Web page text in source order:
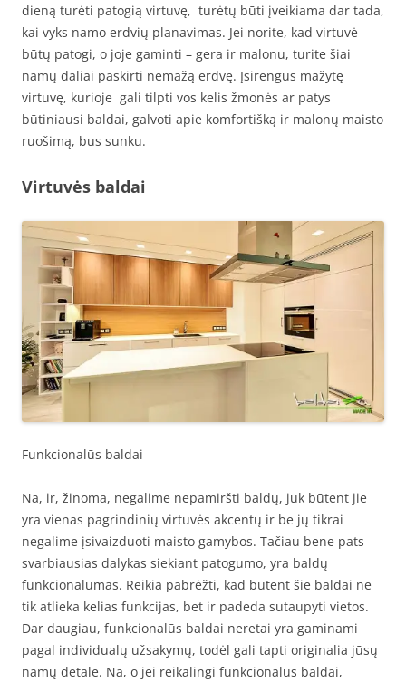
dieną turėti patogią virtuvę, turėtų būti įveikiama dar tada,
kai vyks namo erdvių planavimas. Jei norite, kad virtuvė
būtų patogi, o joje gaminti – gera ir malonu, turite šiai
namų daliai paskirti nemažą erdvę. Įsirengus mažytę
virtuvę, kurioje gali tilpti vos kelis žmonės ar patys
būtiniausi baldai, galvoti apie komfortišką ir malonų maisto
ruošimą, bus sunku.
Virtuvės baldai
Funkcionalūs baldai
Na, ir, žinoma, negalime nepamiršti baldų, juk būtent jie
yra vienas pagrindinių virtuvės akcentų ir be jų tikrai
negalime įsivaizduoti maisto gamybos. Tačiau bene pats
svarbiausias dalykas siekiant patogumo, yra baldų
funkcionalumas. Reikia pabrėžti, kad būtent šie baldai ne
tik atlieka kelias funkcijas, bet ir padeda sutaupyti vietos.
Dar daugiau, funkcionalūs baldai neretai yra gaminami
pagal individualų užsakymų, todėl gali tapti originalia jūsų
namų detale. Na, o jei reikalingi funkcionalūs baldai,